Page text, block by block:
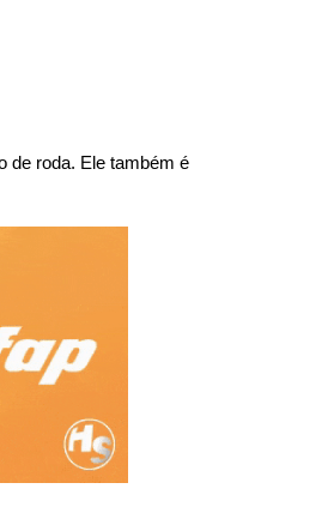
de roda. Ele também é